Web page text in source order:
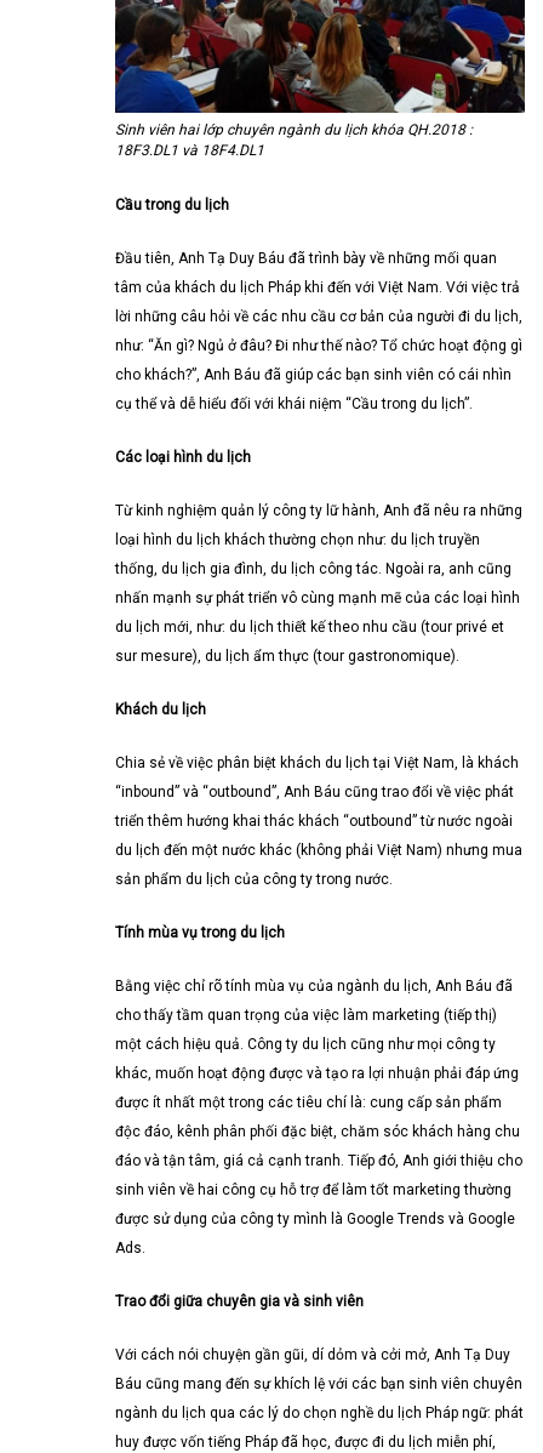
Sinh viên hai lớp chuyên ngành du lịch khóa QH.2018 :
18F3.DL1 và 18F4.DL1
Cầu trong du lịch
Đầu tiên, Anh Tạ Duy Báu đã trình bày về những mối quan
tâm của khách du lịch Pháp khi đến với Việt Nam. Với việc trả
lời những câu hỏi về các nhu cầu cơ bản của người đi du lịch,
như: “Ăn gì? Ngủ ở đâu? Đi như thế nào? Tổ chức hoạt động gì
cho khách?”, Anh Báu đã giúp các bạn sinh viên có cái nhìn
cụ thể và dễ hiểu đối với khái niệm “Cầu trong du lịch”.
Các loại hình du lịch
Từ kinh nghiệm quản lý công ty lữ hành, Anh đã nêu ra những
loại hình du lịch khách thường chọn như: du lịch truyền
thống, du lịch gia đình, du lịch công tác. Ngoài ra, anh cũng
nhấn mạnh sự phát triển vô cùng mạnh mẽ của các loại hình
du lịch mới, như: du lịch thiết kế theo nhu cầu (tour privé et
sur mesure), du lịch ẩm thực (tour gastronomique).
Khách du lịch
Chia sẻ về việc phân biệt khách du lịch tại Việt Nam, là khách
“inbound” và “outbound”, Anh Báu cũng trao đổi về việc phát
triển thêm hướng khai thác khách “outbound” từ nước ngoài
du lịch đến một nước khác (không phải Việt Nam) nhưng mua
sản phẩm du lịch của công ty trong nước.
Tính mùa vụ trong du lịch
Bằng việc chỉ rõ tính mùa vụ của ngành du lịch, Anh Báu đã
cho thấy tầm quan trọng của việc làm marketing (tiếp thị)
một cách hiệu quả. Công ty du lịch cũng như mọi công ty
khác, muốn hoạt động được và tạo ra lợi nhuận phải đáp ứng
được ít nhất một trong các tiêu chí là: cung cấp sản phẩm
độc đáo, kênh phân phối đặc biệt, chăm sóc khách hàng chu
đáo và tận tâm, giá cả cạnh tranh. Tiếp đó, Anh giới thiệu cho
sinh viên về hai công cụ hỗ trợ để làm tốt marketing thường
được sử dụng của công ty mình là Google Trends và Google
Ads.
Trao đổi giữa chuyên gia và sinh viên
Với cách nói chuyện gần gũi, dí dỏm và cởi mở, Anh Tạ Duy
Báu cũng mang đến sự khích lệ với các bạn sinh viên chuyên
ngành du lịch qua các lý do chọn nghề du lịch Pháp ngữ: phát
huy được vốn tiếng Pháp đã học, được đi du lịch miễn phí,